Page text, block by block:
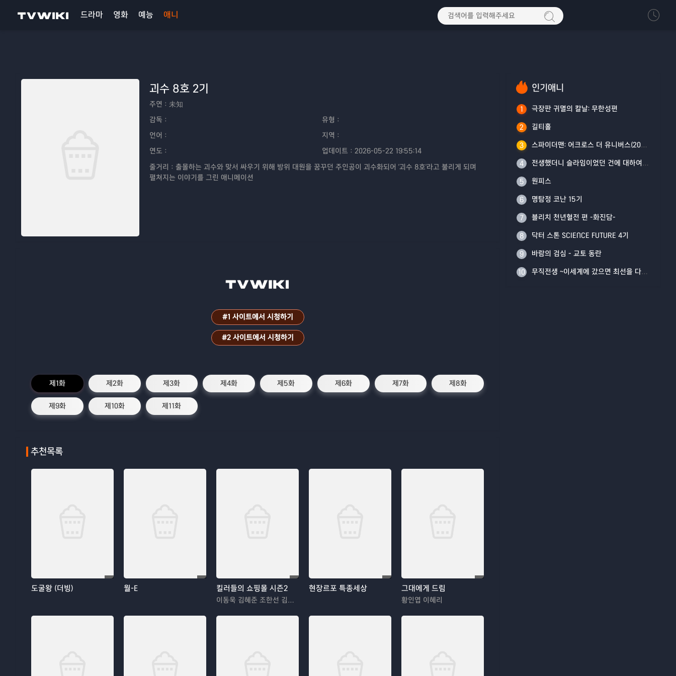
드라마 영화 예능 애니
괴수 8호 2기
주연： 未知
감독：
유형：
언어：
지역：
연도：
업데이트： 2026-05-22 19:55:14
줄거리： 출몰하는 괴수와 맞서 싸우기 위해 방위 대원을 꿈꾸던 주인공이 괴수화되어 '괴수 8호'라고 불리게 되며
펼쳐지는 이야기를 그린 애니메이션
#1 사이트에서 시청하기
#2 사이트에서 시청하기
제1화 제2화 제3화 제4화 제5화 제6화 제7화 제8화
제9화 제10화 제11화
추천목록
도굴왕 (더빙) 월-E 킬러들의 쇼핑몰 시즌2
이동욱 김혜준 조한선 김해나
현장르포 특종세상 그대에게 드림
황인엽 이혜리
인기애니
1 극장판 귀멸의 칼날: 무한성편
2 길티홀
3 스파이더맨: 어크로스 더 유니버스(2023)
4 전생했더니 슬라임이었던 건에 대하여 4기
5 원피스
6 명탐정 코난 15기
7 블리치 천년혈전 편 -화진담-
8 닥터 스톤 SCIENCE FUTURE 4기
9 바람의 검심 - 교토 동란
10 무직전생 ~이세계에 갔으면 최선을 다한다~ Part 2